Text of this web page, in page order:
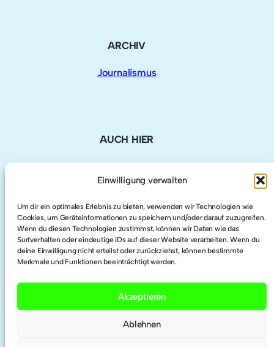
Einwilligung verwalten
Um dir ein optimales Erlebnis zu bieten, verwenden wir Technologien wie
Cookies, um Geräteinformationen zu speichern und/oder darauf zuzugreifen.
Wenn du diesen Technologien zustimmst, können wir Daten wie das
Surfverhalten oder eindeutige IDs auf dieser Website verarbeiten. Wenn du
deine Einwilligung nicht erteilst oder zurückziehst, können bestimmte
Merkmale und Funktionen beeinträchtigt werden.
Akzeptieren
Ablehnen
ARCHIV
Journalismus
AUCH HIER
LinkedIn
Twitter
Researchgate